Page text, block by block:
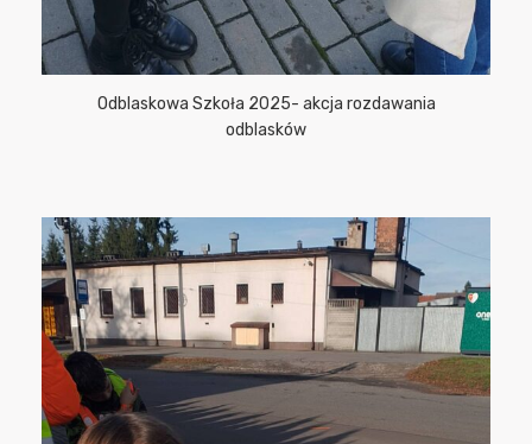
Odblaskowa Szkoła 2025- akcja rozdawania
odblasków